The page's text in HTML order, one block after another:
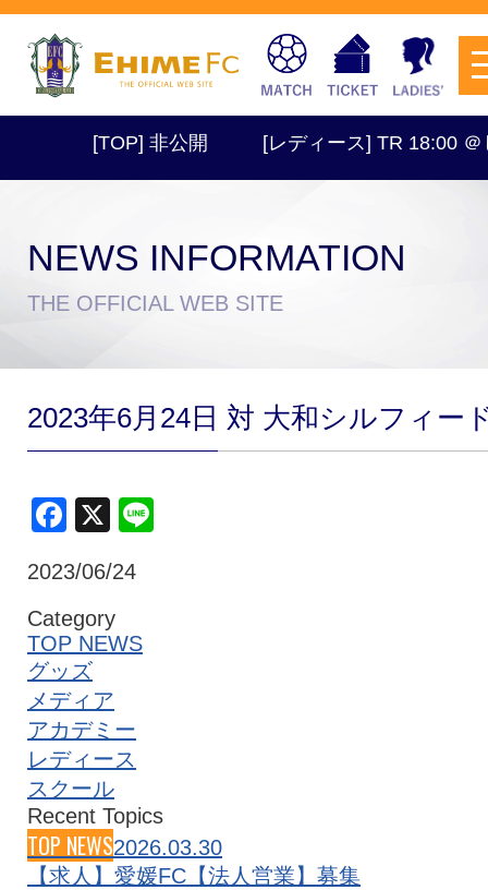
クラブ・会社情報
ファンクラブ
チケットを購入
トップチーム
スポンサー
[TOP] 非公開 [レディース] TR 18:00 ＠
NEWS INFORMATION
THE OFFICIAL WEB SITE
2023年6月24日 対 大和シルフィー
Facebook
X
2023/06/24
Category
TOP NEWS
グッズ
メディア
アカデミー
レディース
スクール
Recent Topics
TOP NEWS2026.03.30
【求人】愛媛FC【法人営業】募集